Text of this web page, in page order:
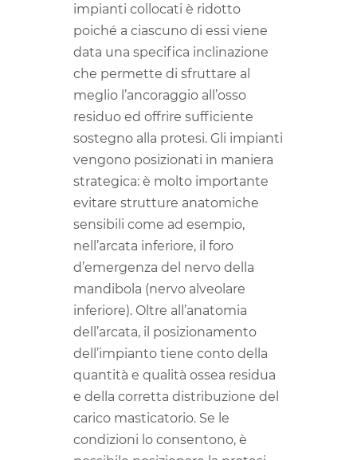
impianti collocati è ridotto
poiché a ciascuno di essi viene
data una specifica inclinazione
che permette di sfruttare al
meglio l’ancoraggio all’osso
residuo ed offrire sufficiente
sostegno alla protesi. Gli impianti
vengono posizionati in maniera
strategica: è molto importante
evitare strutture anatomiche
sensibili come ad esempio,
nell’arcata inferiore, il foro
d’emergenza del nervo della
mandibola (nervo alveolare
inferiore). Oltre all’anatomia
dell’arcata, il posizionamento
dell’impianto tiene conto della
quantità e qualità ossea residua
e della corretta distribuzione del
carico masticatorio. Se le
condizioni lo consentono, è